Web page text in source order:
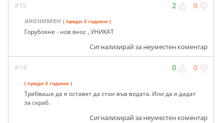
#15 2 0
анонимен ( преди 3 години )
Горубляне - нов внос , УНИКАТ
Сигнализирай за неуместен коментар
#14 0 0
( преди 3 години )
Трябваше да я оставят да стои във водата. Или да я дадат
за скраб.
Сигнализирай за неуместен коментар